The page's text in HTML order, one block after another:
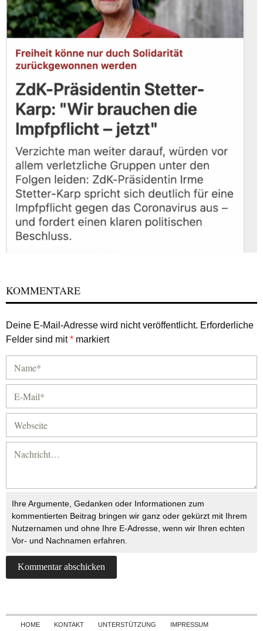
KOMMENTARE
Deine E-Mail-Adresse wird nicht veröffentlicht. Erforderliche
Felder sind mit* markiert
Ihre Argumente, Gedanken oder Informationen zum
kommentierten Beitrag bringen wir ganz oder gekürzt mit Ihrem
Nutzernamen und ohne Ihre E-Adresse, wenn wir Ihren echten
Vor- und Nachnamen erfahren.
Skip to content
HOME KONTAKT UNTERSTÜTZUNG IMPRESSUM